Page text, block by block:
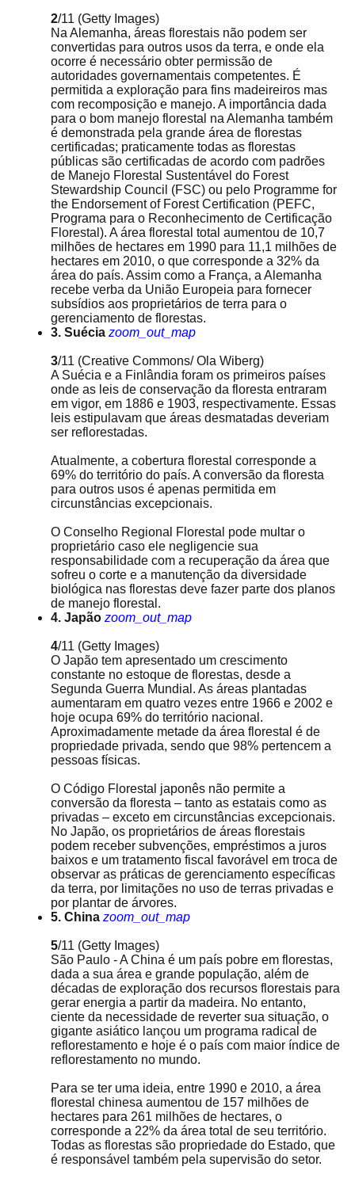
2/11 (Getty Images)
Na Alemanha, áreas florestais não podem ser
convertidas para outros usos da terra, e onde ela
ocorre é necessário obter permissão de
autoridades governamentais competentes. É
permitida a exploração para fins madeireiros mas
com recomposição e manejo. A importância dada
para o bom manejo florestal na Alemanha também
é demonstrada pela grande área de florestas
certificadas; praticamente todas as florestas
públicas são certificadas de acordo com padrões
de Manejo Florestal Sustentável do Forest
Stewardship Council (FSC) ou pelo Programme for
the Endorsement of Forest Certification (PEFC,
Programa para o Reconhecimento de Certificação
Florestal). A área florestal total aumentou de 10,7
milhões de hectares em 1990 para 11,1 milhões de
hectares em 2010, o que corresponde a 32% da
área do país. Assim como a França, a Alemanha
recebe verba da União Europeia para fornecer
subsídios aos proprietários de terra para o
gerenciamento de florestas.
3. Suécia zoom_out_map
3/11 (Creative Commons/ Ola Wiberg)
A Suécia e a Finlândia foram os primeiros países
onde as leis de conservação da floresta entraram
em vigor, em 1886 e 1903, respectivamente. Essas
leis estipulavam que áreas desmatadas deveriam
ser reflorestadas.
Atualmente, a cobertura florestal corresponde a
69% do território do país. A conversão da floresta
para outros usos é apenas permitida em
circunstâncias excepcionais.
O Conselho Regional Florestal pode multar o
proprietário caso ele negligencie sua
responsabilidade com a recuperação da área que
sofreu o corte e a manutenção da diversidade
biológica nas florestas deve fazer parte dos planos
de manejo florestal.
4. Japão zoom_out_map
4/11 (Getty Images)
O Japão tem apresentado um crescimento
constante no estoque de florestas, desde a
Segunda Guerra Mundial. As áreas plantadas
aumentaram em quatro vezes entre 1966 e 2002 e
hoje ocupa 69% do território nacional.
Aproximadamente metade da área florestal é de
propriedade privada, sendo que 98% pertencem a
pessoas físicas.
O Código Florestal japonês não permite a
conversão da floresta – tanto as estatais como as
privadas – exceto em circunstâncias excepcionais.
No Japão, os proprietários de áreas florestais
podem receber subvenções, empréstimos a juros
baixos e um tratamento fiscal favorável em troca de
observar as práticas de gerenciamento específicas
da terra, por limitações no uso de terras privadas e
por plantar de árvores.
5. China zoom_out_map
5/11 (Getty Images)
São Paulo - A China é um país pobre em florestas,
dada a sua área e grande população, além de
décadas de exploração dos recursos florestais para
gerar energia a partir da madeira. No entanto,
ciente da necessidade de reverter sua situação, o
gigante asiático lançou um programa radical de
reflorestamento e hoje é o país com maior índice de
reflorestamento no mundo.
Para se ter uma ideia, entre 1990 e 2010, a área
florestal chinesa aumentou de 157 milhões de
hectares para 261 milhões de hectares, o
corresponde a 22% da área total de seu território.
Todas as florestas são propriedade do Estado, que
é responsável também pela supervisão do setor.